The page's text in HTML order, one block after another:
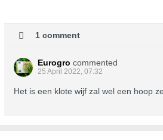
1 comment
Eurogro commented
25 April 2022, 07:32
Het is een klote wijf zal wel een hoop